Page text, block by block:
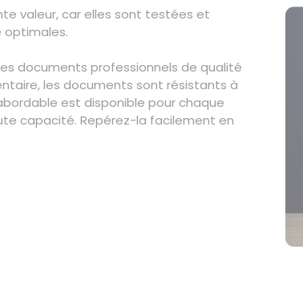
valeur, car elles sont testées et
optimales.
documents professionnels de qualité
les documents sont résistants à
est disponible pour chaque
capacité. Repérez-la facilement en